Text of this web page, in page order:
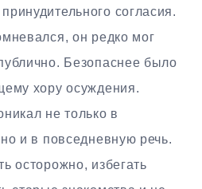
согласия.
он редко мог
Безопаснее было
хору осуждения.
не только в
и в повседневную речь.
осторожно, избегать